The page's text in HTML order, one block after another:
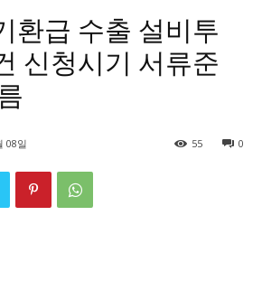
환급 수출 설비투
신청시기 서류준
08일 0
55